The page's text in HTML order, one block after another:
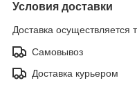
Условия доставки
Доставка осуществляется
Самовывоз
Доставка курьером